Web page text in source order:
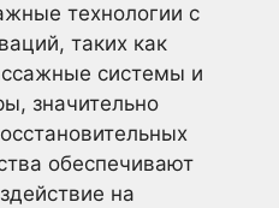
технологии с
таких как
системы и
значительно
обеспечивают
на